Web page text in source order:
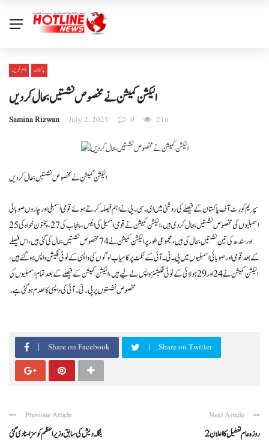
اہم خبریں پاکستان
الیکشن کمیشن نے مخصوص نشستیں بحال کر دیں
Samina Rizwan July 2, 2025 0 216
الیکشن کمیشن نے مخصوص نشستیں بحال کر دیں
سپریم کورٹ آف پاکستان کے فیصلے کی روشنی میں ای۔ سی۔ پی نے اہم فیصلہ کرتے ہوئے قومی اسمبلی اور چاروں صوبائی
اسمبلیوں کی مخصوص نشستیں بحال کر دی ہیں، الیکشن کمیشن نے قومی اسمبلی کی انیس، پنجاب کی 27 ،پختون خواہ کی 25
اور سندھ کی تین نشستیں بحال کی ہیں، مجموعی طور پر الیکشن کمیشن نے 74 مخصوص نشستیں بحال کی گئی ہیں، اس فیصلے
کے بعد قومی اور صوبائی اسمبلیوں میں پی۔ ٹی۔ آئی کے ٹکٹ پر کامیاب لوگوں کی واپسی کے نوٹی فکیشن واپس ہو گئے ہیں،
الیکشن کمیشن نے 24 اور 29 جولائی کے نوٹی فکیشنز واپس لے لیے ہیں، الیکشن کمیشن کے فیصلے کے بعد تمام اسمبلیوں کی
مخصوص نشستوں پر پی۔ ٹی۔ آئی کی واپسی کالعدم ہو گئی ہے۔
Share on Facebook Share on Twitter
Previous Article
بنگلہ دیش کی سابق وزیراعظم کو سزا سنا دی گئی
Next Article
2 روزہ عام تعطیل کا اعلان